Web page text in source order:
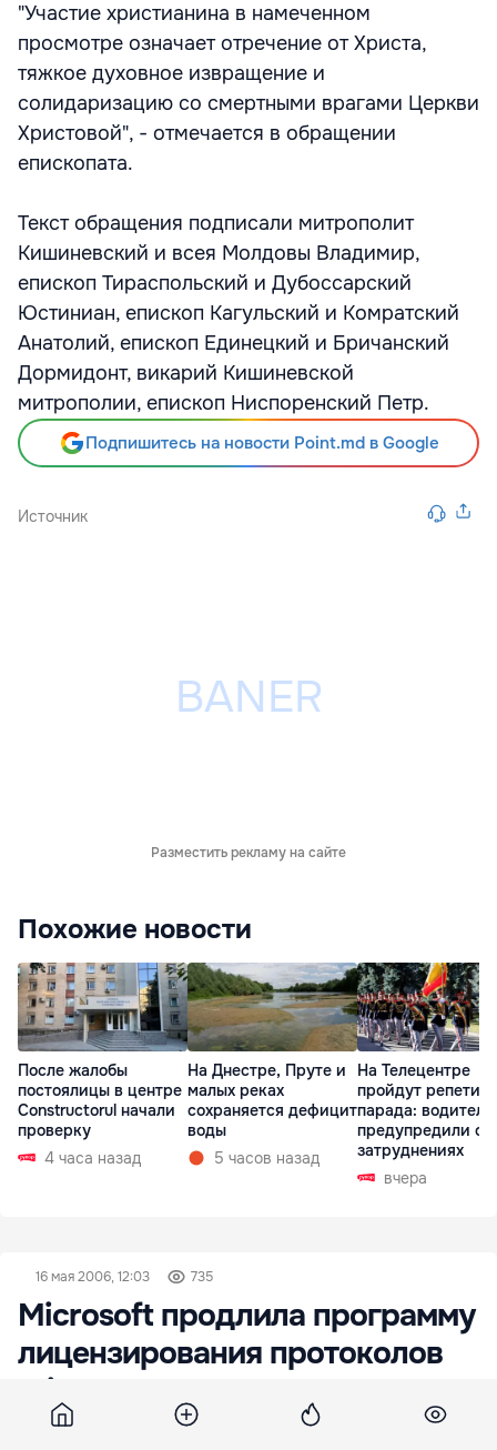
"Участие христианина в намеченном
просмотре означает отречение от Христа,
тяжкое духовное извращение и
солидаризацию со смертными врагами Церкви
Христовой", - отмечается в обращении
епископата.
Текст обращения подписали митрополит
Кишиневский и всея Молдовы Владимир,
епископ Тираспольский и Дубоссарский
Юстиниан, епископ Кагульский и Комратский
Анатолий, епископ Единецкий и Бричанский
Дормидонт, викарий Кишиневской
митрополии, епископ Ниспоренский Петр.
Подпишитесь на новости Point.md в Google
Источник
Разместить рекламу на сайте
Похожие новости
После жалобы
постоялицы в центре
Constructorul начали
проверку
4 часа назад
На Днестре, Пруте и
малых реках
сохраняется дефицит
воды
5 часов назад
На Телецентре
пройдут
парада:
предупредили о
затруднениях
вчера
16 мая 2006, 12:03 735
Microsoft продлила программу
лицензирования протоколов
Windows